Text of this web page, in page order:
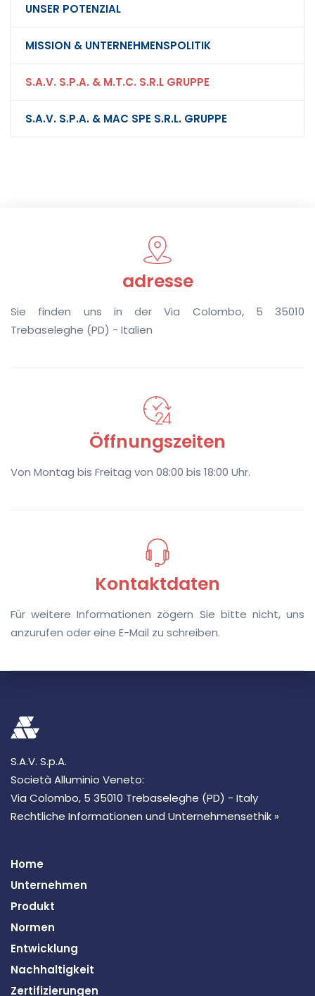
UNSER POTENZIAL
MISSION & UNTERNEHMENSPOLITIK
S.A.V. S.P.A. & M.T.C. S.R.L GRUPPE
S.A.V. S.P.A. & MAC SPE S.R.L. GRUPPE
adresse
Sie finden uns in der Via Colombo, 5 35010
Trebaseleghe (PD) - Italien
Öffnungszeiten
Von Montag bis Freitag von 08:00 bis 18:00 Uhr.
Kontaktdaten
Für weitere Informationen zögern Sie bitte nicht, uns
anzurufen oder eine E-Mail zu schreiben.
S.A.V. S.p.A.
Società Alluminio Veneto:
Via Colombo, 5 35010 Trebaseleghe (PD) - Italy
Rechtliche Informationen und Unternehmensethik »
Home
Unternehmen
Produkt
Normen
Entwicklung
Nachhaltigkeit
Zertifizierungen